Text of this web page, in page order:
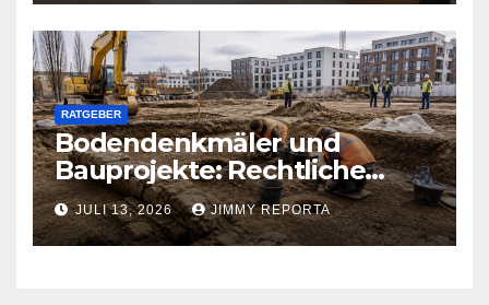
RATGEBER
Bodendenkmäler und
Bauprojekte: Rechtliche
Pflichten und praktischer
Ablauf
JULI 13, 2026 JIMMY REPORTA